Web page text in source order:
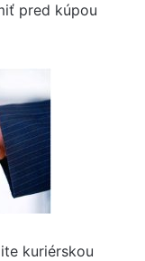
pred kúpou
kuriérskou